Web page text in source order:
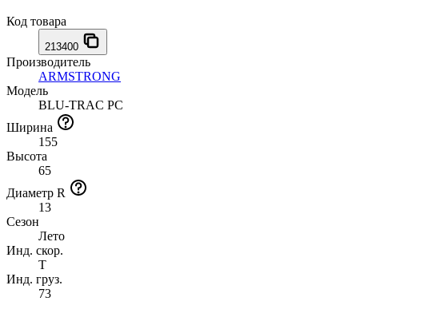
Код товара
213400
Производитель
ARMSTRONG
Модель
BLU-TRAC PC
Ширина
155
Высота
65
Диаметр R
13
Сезон
Лето
Инд. скор.
T
Инд. груз.
73